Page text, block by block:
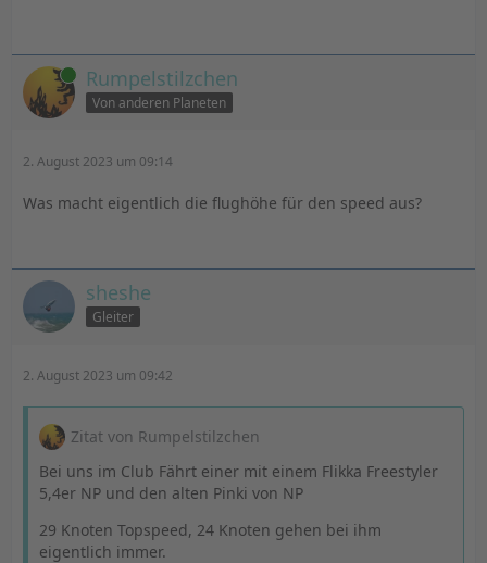
Online Rumpelstilzchen
Von anderen Planeten
2. August 2023 um 09:14
Was macht eigentlich die flughöhe für den speed aus?
sheshe
Gleiter
2. August 2023 um 09:42
Zitat von Rumpelstilzchen
Bei uns im Club Fährt einer mit einem Flikka Freestyler
5,4er NP und den alten Pinki von NP
29 Knoten Topspeed, 24 Knoten gehen bei ihm
eigentlich immer.